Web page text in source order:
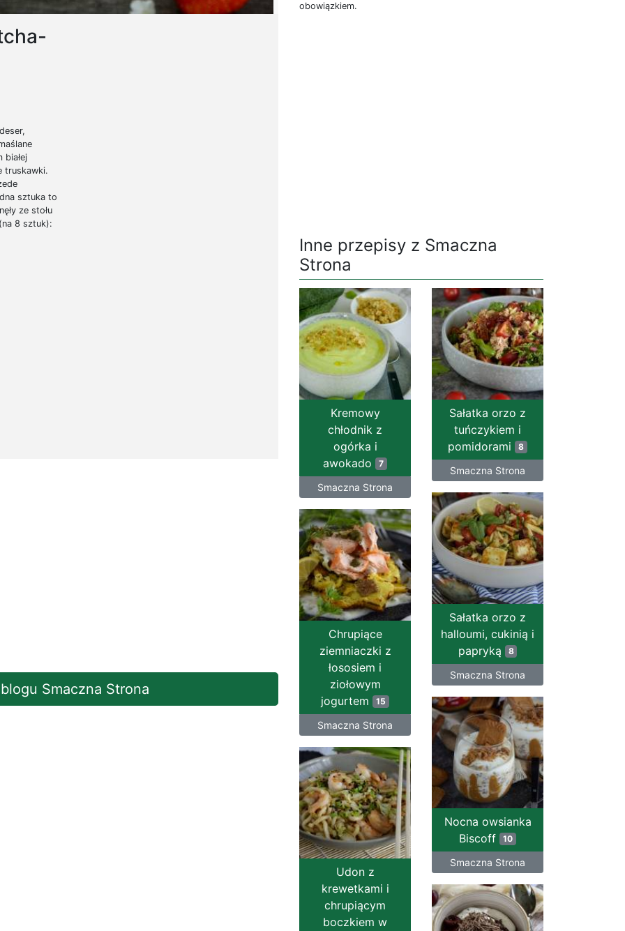
truskawki.
sztuka to
ze stołu
8 sztuk):
Smaczna Strona
obowiązkiem.
Inne przepisy z Smaczna
Strona
Kremowy
chłodnik z
ogórka i
awokado 7
Smaczna Strona
Sałatka orzo z
tuńczykiem i
pomidorami 8
Smaczna Strona
Sałatka orzo z
halloumi, cukinią i
papryką
8
Smaczna Strona
Chrupiące
ziemniaczki z
łososiem i
ziołowym
jogurtem 15
Smaczna Strona
Nocna owsianka
Biscoff 10
Smaczna Strona
Udon z
krewetkami i
chrupiącym
boczkiem w